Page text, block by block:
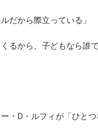
だから際立っている」
るから、子どもなら誰
・D・ルフィが「ひと